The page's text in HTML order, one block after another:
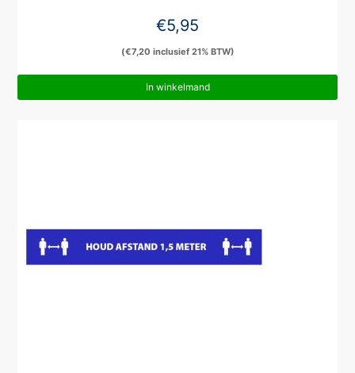
€5,95
(€7,20 inclusief 21% BTW)
In winkelmand